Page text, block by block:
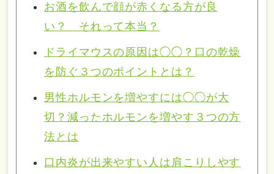
お酒を飲んで顔が赤くなる方が良
い？ それって本当？
ドライマウスの原因は◯◯？口の乾燥
を防ぐ３つのポイントとは？
男性ホルモンを増やすには◯◯が大
切？減ったホルモンを増やす３つの方
法とは
口内炎が出来やすい人は肩こりしやす